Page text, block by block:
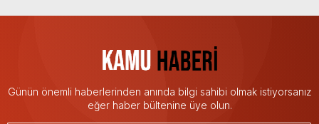
Günün önemli haberlerinden anında bilgi sahibi olmak istiyorsanız
eğer haber bültenine üye olun.